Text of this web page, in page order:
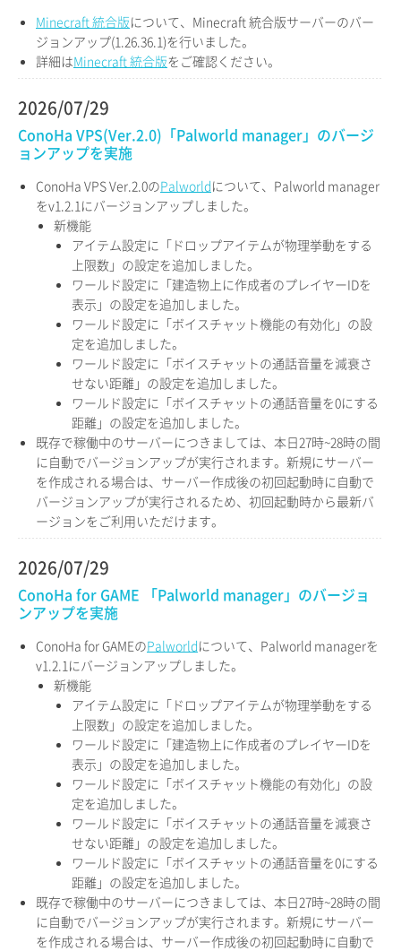
Minecraft 統合版について、Minecraft 統合版サーバーのバー
ジョンアップ(1.26.36.1)を行いました。
詳細はMinecraft 統合版をご確認ください。
2026/07/29
ConoHa VPS(Ver.2.0)「Palworld manager」のバージ
ョンアップを実施
ConoHa VPS Ver.2.0のPalworldについて、Palworld manager
をv1.2.1にバージョンアップしました。
新機能
アイテム設定に「ドロップアイテムが物理挙動をする
上限数」の設定を追加しました。
ワールド設定に「建造物上に作成者のプレイヤーIDを
表示」の設定を追加しました。
ワールド設定に「ボイスチャット機能の有効化」の設
定を追加しました。
ワールド設定に「ボイスチャットの通話音量を減衰さ
せない距離」の設定を追加しました。
ワールド設定に「ボイスチャットの通話音量を0にする
距離」の設定を追加しました。
既存で稼働中のサーバーにつきましては、本日27時~28時の間
に自動でバージョンアップが実行されます。新規にサーバー
を作成される場合は、サーバー作成後の初回起動時に自動で
バージョンアップが実行されるため、初回起動時から最新バ
ージョンをご利用いただけます。
2026/07/29
ConoHa for GAME 「Palworld manager」のバージョ
ンアップを実施
ConoHa for GAMEのPalworldについて、Palworld managerを
v1.2.1にバージョンアップしました。
新機能
アイテム設定に「ドロップアイテムが物理挙動をする
上限数」の設定を追加しました。
ワールド設定に「建造物上に作成者のプレイヤーIDを
表示」の設定を追加しました。
ワールド設定に「ボイスチャット機能の有効化」の設
定を追加しました。
ワールド設定に「ボイスチャットの通話音量を減衰さ
せない距離」の設定を追加しました。
ワールド設定に「ボイスチャットの通話音量を0にする
距離」の設定を追加しました。
既存で稼働中のサーバーにつきましては、本日27時~28時の間
に自動でバージョンアップが実行されます。新規にサーバー
を作成される場合は、サーバー作成後の初回起動時に自動で